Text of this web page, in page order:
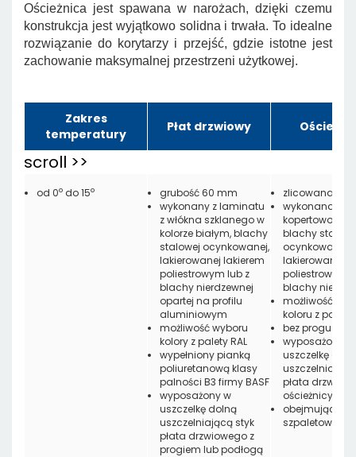
Ościeżnica jest spawana w narożach, dzięki czemu
konstrukcja jest wyjątkowo solidna i trwała. To idealne
rozwiązanie do korytarzy i przejść, gdzie istotne jest
zachowanie maksymalnej przestrzeni użytkowej.
Zakres
temperatury
Płat drzwiowy
od 0o do 15o
grubość 60 mm
wykonany z laminatu
z włókna szklanego w
kolorze białym, blachy
stalowej ocynkowanej,
lakierowanej lakierem
poliestrowym lub z
blachy nierdzewnej
opartej na profilu
aluminiowym
możliwość wyboru
kolory z palety RAL
wypełniony pianką
poliuretanową klasy
palności B3 firmy BASF
wyposażony w
uszczelkę dolną
uszczelniającą styk
płata drzwiowego z
progiem lub podłogą
zlicowana
wykonana z
kopertowo
blachy
ocynkowanej,
lakierowanej
poliestrowym
blachy
możliwość
koloru z palety
bez progu
wyposażona w
uszczelkę
płata
ościeżnicy
obejmująca
szpaletowa